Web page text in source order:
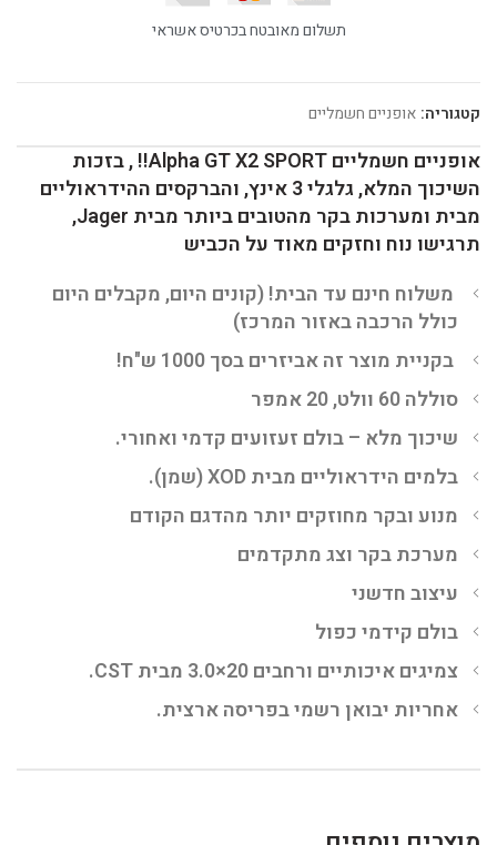
תשלום מאובטח בכרטיס אשראי
קטגוריה: אופניים חשמליים
אופניים חשמליים Alpha GT X2 SPORT!! , בזכות
השיכוך המלא, גלגלי 3 אינץ, והברקסים ההידראוליים
מבית ומערכות בקר מהטובים ביותר מבית Jager,
תרגישו נוח וחזקים מאוד על הכביש
משלוח חינם עד הבית! (קונים היום, מקבלים היום
כולל הרכבה באזור המרכז)
בקניית מוצר זה אביזרים בסך 1000 ש"ח!
סוללה 60 וולט, 20 אמפר
שיכוך מלא – בולם זעזועים קדמי ואחורי.
בלמים הידראוליים מבית XOD (שמן).
מנוע ובקר מחוזקים יותר מהדגם הקודם
מערכת בקר וצג מתקדמים
עיצוב חדשני
בולם קידמי כפול
צמיגים איכותיים ורחבים 20×3.0 מבית CST.
אחריות יבואן רשמי בפריסה ארצית.